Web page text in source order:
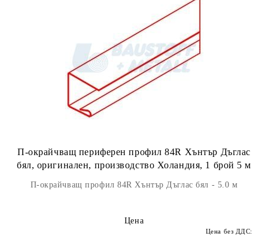
П-окрайчващ периферен профил 84R Хънтър Дъглас
бял, оригинален, производство Холандия, 1 брой 5 м
П-окрайчващ профил 84R Хънтър Дъглас бял - 5.0 м
Цена
Цена без ДДС: